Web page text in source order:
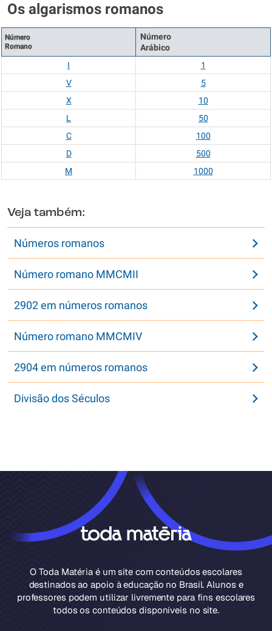
Os algarismos romanos
Número
Romano
Número
Arábico
I
1
V
5
X
10
L
50
C
100
D
500
M
1000
Veja também:
Números romanos
Número romano MMCMII
2902 em números romanos
Número romano MMCMIV
2904 em números romanos
Divisão dos Séculos
O Toda Matéria é um site com conteúdos escolares
destinados ao apoio à educação no Brasil. Alunos e
professores podem utilizar livremente para fins escolares
todos os conteúdos disponíveis no site.